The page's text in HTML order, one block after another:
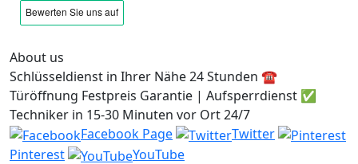
About us
Schlüsseldienst in Ihrer Nähe 24 Stunden ☎️
Türöffnung Festpreis Garantie | Aufsperrdienst ✅
Techniker in 15-30 Minuten vor Ort 24/7
Facebook Page
Twitter
Pinterest
YouTube